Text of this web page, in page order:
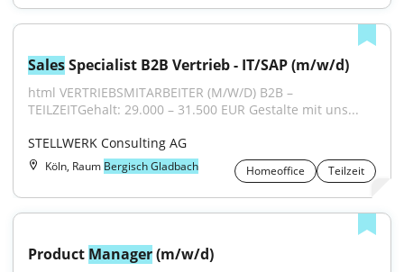
Sales Specialist B2B Vertrieb - IT/SAP (m/w/d)
html VERTRIEBSMITARBEITER (M/W/D) B2B –
TEILZEITGehalt: 29.000 – 31.500 EUR Gestalte mit uns...
STELLWERK Consulting AG
Köln, Raum Bergisch Gladbach Homeoffice Teilzeit
Product Manager (m/w/d)